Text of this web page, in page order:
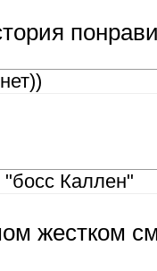
"босс Каллен"
жестком